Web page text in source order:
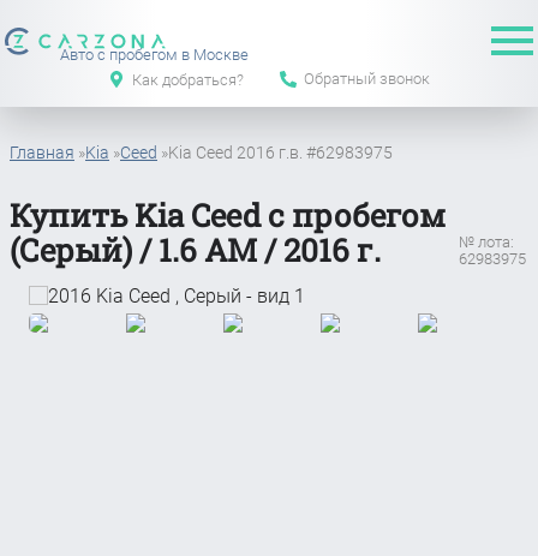
Авто с пробегом в Москве
Как добраться?
Обратный звонок
Главная »Kia »Ceed »Kia Ceed 2016 г.в. #62983975
Купить Kia Ceed с пробегом
(Серый) / 1.6 АМ / 2016 г.
№ лота:
62983975